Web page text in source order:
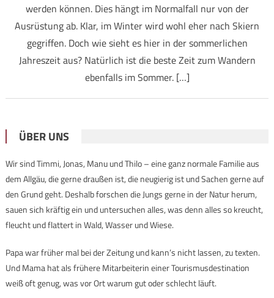
werden können. Dies hängt im Normalfall nur von der
Ausrüstung ab. Klar, im Winter wird wohl eher nach Skiern
gegriffen. Doch wie sieht es hier in der sommerlichen
Jahreszeit aus? Natürlich ist die beste Zeit zum Wandern
ebenfalls im Sommer. […]
ÜBER UNS
Wir sind Timmi, Jonas, Manu und Thilo – eine ganz normale Familie aus
dem Allgäu, die gerne draußen ist, die neugierig ist und Sachen gerne auf
den Grund geht. Deshalb forschen die Jungs gerne in der Natur herum,
sauen sich kräftig ein und untersuchen alles, was denn alles so kreucht,
fleucht und flattert in Wald, Wasser und Wiese.
Papa war früher mal bei der Zeitung und kann’s nicht lassen, zu texten.
Und Mama hat als frühere Mitarbeiterin einer Tourismusdestination
weiß oft genug, was vor Ort warum gut oder schlecht läuft.